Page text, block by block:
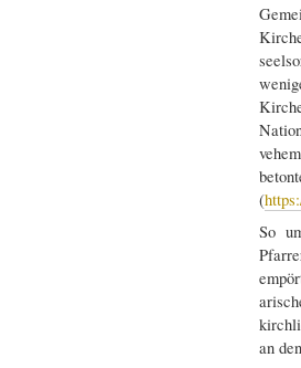
(
So
an